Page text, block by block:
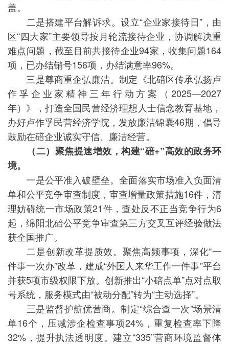
盖。
二是搭建平台解诉求。设立“企业家接待日”，由
区“四大家”主要领导按月轮流接待企业，协调解决重
难点问题，截至目前共接待企业94家，收集问题164
项，已办结销号156项，办结满意率96%。
三是尊商重企弘廉洁。制定《北碚区传承弘扬卢
作孚企业家精神三年行动方案（2025—2027
年）》，打造全国民营经济理想人士信念教育基地，
办好卢作孚民营经济学院，发放廉洁锦囊46期，倡导
鼓励在碚企业诚实守信、廉洁经营。
（二）聚焦提速增效，构建“碚+”高效的政务环
境。
一是公平准入破壁垒。全面落实市场准入负面清
单和公平竞争审查制度，审查增量政策措施16件，清
理妨碍统一市场政策21件，查处反不正当竞争行为6
起，绵阳北碚公平竞争审查第三方交叉互评经验做法
获全国推广。
二是创新改革提质效。聚焦高频事项，深化“一
件事一次办”改革，建成“外国人来华工作一件事”平台
并获5项市级权限下放。创新推出“小碚点单”点对点取
号系统，服务模式由“被动分配”转为“主动选择”。
三是监督护航优营商。制定“综合查一次”场景清
单16个，压减涉企检查事项24%，重复检查率下降
32%，提升执法透明度。建立“335”营商环境监督体